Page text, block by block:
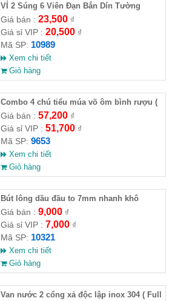
VỈ 2 Súng 6 Viên Đạn Bắn Dín Tường
Giá bán : 23,500₫
Giá sỉ VIP : 20,500₫
Mã SP: 10989
Xem chi tiết
Giỏ hàng
Combo 4 chú tiểu múa võ ôm bình rượu (
HĐ )
Giá bán : 57,200₫
Giá sỉ VIP : 51,700₫
Mã SP: 9653
Xem chi tiết
Giỏ hàng
Bút lông dầu đầu to 7mm nhanh khô
Giá bán : 9,000₫
Giá sỉ VIP : 7,000₫
Mã SP: 10321
Xem chi tiết
Giỏ hàng
Van nước 2 cổng xả độc lập inox 304 ( Full